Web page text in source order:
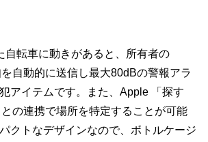
自転車に動きがあると、所有者の
自動的に送信し最大80dBの警報アラ
アイテムです。また、Apple 「探す
の連携で場所を特定することが可能
クトなデザインなので、ボトルケージ